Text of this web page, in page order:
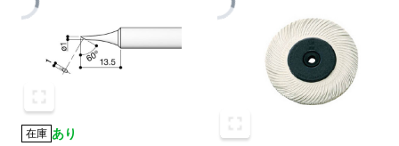
在庫 あり